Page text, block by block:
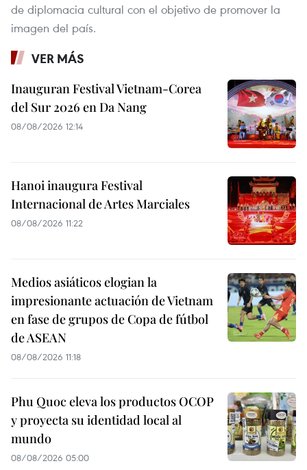
de diplomacia cultural con el objetivo de promover la
imagen del país.
VER MÁS
Inauguran Festival Vietnam-Corea
del Sur 2026 en Da Nang
08/08/2026 12:14
Hanoi inaugura Festival
Internacional de Artes Marciales
08/08/2026 11:22
Medios asiáticos elogian la
impresionante actuación de Vietnam
en fase de grupos de Copa de fútbol
de ASEAN
08/08/2026 11:18
Phu Quoc eleva los productos OCOP
y proyecta su identidad local al
mundo
08/08/2026 05:00